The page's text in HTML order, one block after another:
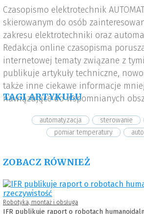
Czasopismo elektrotechnik
skierowanym do osób
zakresu elektrotechniki oraz
Redakcja online czasopisma
internetowej tematy związane z
publikuje artykuły techniczne,
także inne ciekawe informacje
nawiązujące do wspomnianych
TAGI ARTYKUŁU
automatyzacja sterowanie
pomiar temperatury
ZOBACZ RÓWNIEŻ
Robotyka, montaż i obsługa
IFR publikuje raport o robotach